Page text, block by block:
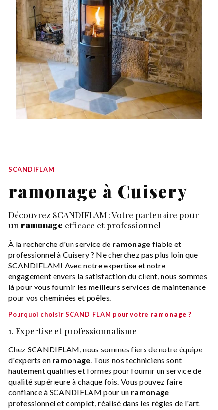
SCANDIFLAM
ramonage à Cuisery
Découvrez SCANDIFLAM : Votre partenaire pour
un ramonage efficace et professionnel
À la recherche d'un service de ramonage fiable et
professionnel à Cuisery ? Ne cherchez pas plus loin que
SCANDIFLAM! Avec notre expertise et notre
engagement envers la satisfaction du client, nous sommes
là pour vous fournir les meilleurs services de maintenance
pour vos cheminées et poêles.
Pourquoi choisir SCANDIFLAM pour votre ramonage ?
1. Expertise et professionnalisme
Chez SCANDIFLAM, nous sommes fiers de notre équipe
d'experts en ramonage. Tous nos techniciens sont
hautement qualifiés et formés pour fournir un service de
qualité supérieure à chaque fois. Vous pouvez faire
confiance à SCANDIFLAM pour un ramonage
professionnel et complet, réalisé dans les règles de l'art.